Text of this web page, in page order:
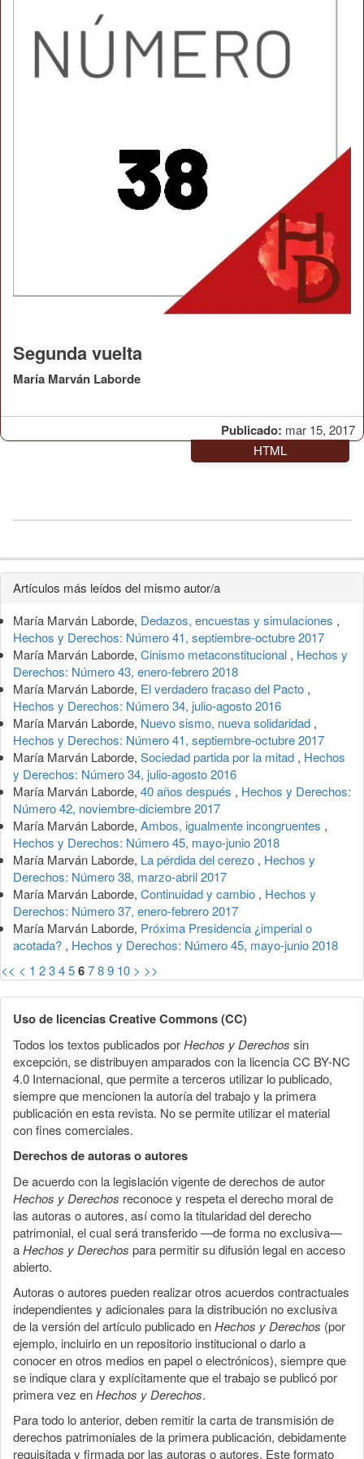
Publicado: mar 15, 2017
Segunda vuelta
María Marván Laborde
HTML
Detalles
del
artículo
Artículos más leídos del mismo autor/a
María Marván Laborde, Dedazos, encuestas y simulaciones ,
Hechos y Derechos: Número 41, septiembre-octubre 2017
María Marván Laborde, Cinismo metaconstitucional , Hechos y
Derechos: Número 43, enero-febrero 2018
María Marván Laborde, El verdadero fracaso del Pacto ,
Hechos y Derechos: Número 34, julio-agosto 2016
María Marván Laborde, Nuevo sismo, nueva solidaridad ,
Hechos y Derechos: Número 41, septiembre-octubre 2017
María Marván Laborde, Sociedad partida por la mitad , Hechos
y Derechos: Número 34, julio-agosto 2016
María Marván Laborde, 40 años después , Hechos y Derechos:
Número 42, noviembre-diciembre 2017
María Marván Laborde, Ambos, igualmente incongruentes ,
Hechos y Derechos: Número 45, mayo-junio 2018
María Marván Laborde, La pérdida del cerezo , Hechos y
Derechos: Número 38, marzo-abril 2017
María Marván Laborde, Continuidad y cambio , Hechos y
Derechos: Número 37, enero-febrero 2017
María Marván Laborde, Próxima Presidencia ¿imperial o
acotada? , Hechos y Derechos: Número 45, mayo-junio 2018
<< < 1 23456789 10 > >>
Uso de licencias Creative Commons (CC)
Todos los textos publicados porHechos y Derechos sin
excepción, se distribuyen amparados con la licencia CC BY-NC
4.0 Internacional, que permite a terceros utilizar lo publicado,
siempre que mencionen la autoría del trabajo y la primera
publicación en esta revista. No se permite utilizar el material
con fines comerciales.
Derechos de autoras o autores
De acuerdo con la legislación vigente de derechos de autor
Hechos y Derechos reconoce y respeta el derecho moral de
las autoras o autores, así como la titularidad del derecho
patrimonial, el cual será transferido —de forma no exclusiva—
aHechos y Derechos para permitir su difusión legal en acceso
abierto.
Autoras o autores pueden realizar otros acuerdos contractuales
independientes y adicionales para la distribución no exclusiva
de la versión del artículo publicado enHechos y Derechos (por
ejemplo, incluirlo en un repositorio institucional o darlo a
conocer en otros medios en papel o electrónicos), siempre que
se indique clara y explícitamente que el trabajo se publicó por
primera vez enHechos y Derechos.
Para todo lo anterior, deben remitir la carta de transmisión de
derechos patrimoniales de la primera publicación, debidamente
requisitada y firmada por las autoras o autores. Este formato